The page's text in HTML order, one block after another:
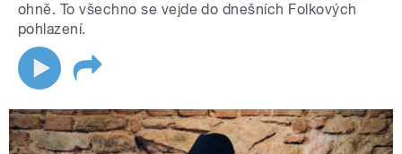
ohně. To všechno se vejde do dnešních Folkových
pohlazení.